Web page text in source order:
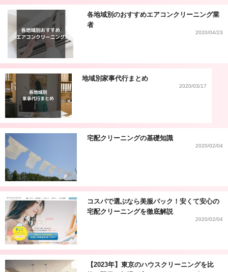
各地域別のおすすめエアコンクリーニング業
者
2020/04/23
地域別家事代行まとめ
2020/03/17
宅配クリーニングの基礎知識
2020/02/04
コスパで選ぶなら美服パック！安くて安心の
宅配クリーニングを徹底解説
2020/02/04
【2023年】東京のハウスクリーニングを比